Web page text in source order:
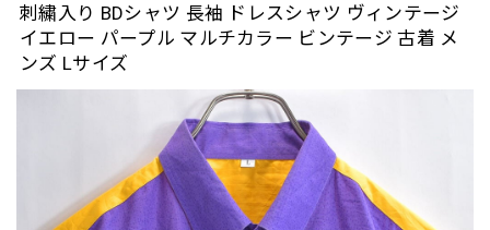
刺繍入り BDシャツ 長袖 ドレスシャツ ヴィンテージ
イエロー パープル マルチカラー ビンテージ 古着 メ
ンズ Lサイズ